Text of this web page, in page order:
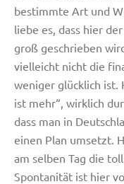
bestimmte Art und
liebe es, dass hier
groß geschrieben
vielleicht nicht die
weniger glücklich ist.
ist mehr“, wirklich
dass man in
einen Plan umsetzt.
am selben Tag die
Spontanität ist hier